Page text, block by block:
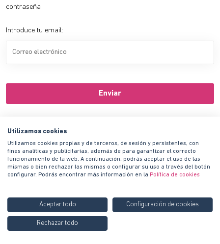
contraseña
Introduce tu email:
Enviar
Utilizamos cookies
Utilizamos cookies propias y de terceros, de sesión y persistentes, con
fines analíticas y publicitarias, además de para garantizar el correcto
funcionamiento de la web. A continuación, podrás aceptar el uso de las
mismas o bien rechazar las mismas o configurar su uso a través del botón
configurar. Podrás encontrar más información en la Política de cookies
Aceptar todo Configuración de cookies
Rechazar todo